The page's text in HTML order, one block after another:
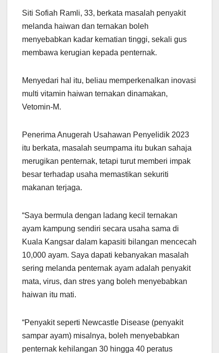
Siti Sofiah Ramli, 33, berkata masalah penyakit
melanda haiwan dan ternakan boleh
menyebabkan kadar kematian tinggi, sekali gus
membawa kerugian kepada penternak.
Menyedari hal itu, beliau memperkenalkan inovasi
multi vitamin haiwan ternakan dinamakan,
Vetomin-M.
Penerima Anugerah Usahawan Penyelidik 2023
itu berkata, masalah seumpama itu bukan sahaja
merugikan penternak, tetapi turut memberi impak
besar terhadap usaha memastikan sekuriti
makanan terjaga.
“Saya bermula dengan ladang kecil ternakan
ayam kampung sendiri secara usaha sama di
Kuala Kangsar dalam kapasiti bilangan mencecah
10,000 ayam. Saya dapati kebanyakan masalah
sering melanda penternak ayam adalah penyakit
mata, virus, dan stres yang boleh menyebabkan
haiwan itu mati.
“Penyakit seperti Newcastle Disease (penyakit
sampar ayam) misalnya, boleh menyebabkan
penternak kehilangan 30 hingga 40 peratus